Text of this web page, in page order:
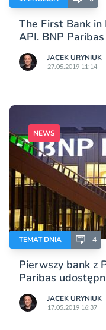
The First Bank
API. BNP
JACEK URYNIUK
27.05.2019 11:14
NEWS
TEMAT DNIA 4
Pierwszy bank z
Paribas
JACEK URYNIUK
17.05.2019 16:37